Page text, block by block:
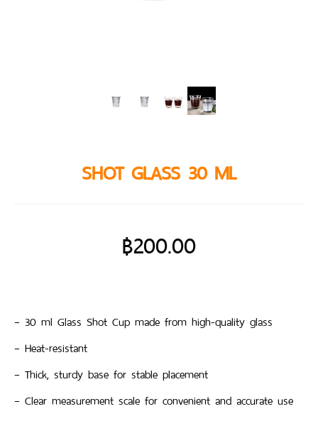
SHOT GLASS 30 ML
฿200.00
– 30 ml Glass Shot Cup made from high-quality glass
– Heat-resistant
– Thick, sturdy base for stable placement
– Clear measurement scale for convenient and accurate use